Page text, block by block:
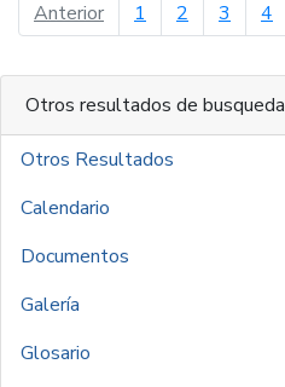
Anteriorpágina anterior
1 2 3 4
Otros resultados de busqueda
Otros Resultados
Calendario
Documentos
Galería
Glosario